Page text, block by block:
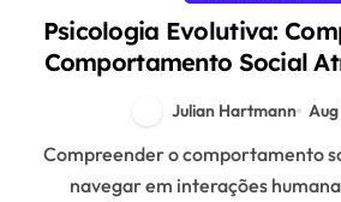
Psicologia Evolutiva:
Comportamento Social
Julian Hartmann
Compreender o comportamento social é crucial para
navegar em interações